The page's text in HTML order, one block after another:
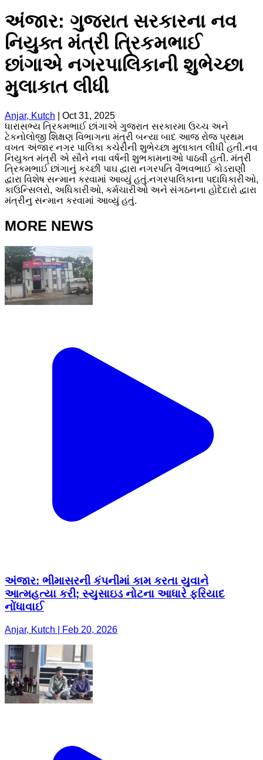
અંજાર: ગુજરાત સરકારના નવ
નિયુક્ત મંત્રી ત્રિકમભાઈ
છાંગાએ નગરપાલિકાની શુભેચ્છા
મુલાકાત લીધી
Anjar, Kutch
Oct 31, 2025
ધારાસભ્ય ત્રિકમભાઈ છાંગાએ ગુજરાત સરકારમા ઉચ્ચ અને
ટેકનોલોજી શિક્ષણ વિભાગના મંત્રી બન્યા બાદ આજ રોજ પ્રથમ
વખત અંજાર નગર પાલિકા કચેરીની શુભેચ્છા મુલાકાત લીધી હતી.નવ
નિયુક્ત મંત્રી એ સૌને નવા વર્ષની શુભકામનાઓ પાઠવી હતી. મંત્રી
ત્રિકમભાઈ છાંગાનું કચ્છી પાઘ દ્વારા નગરપતિ વૈભવભાઈ કોડરાણી
દ્વારા વિશેષ સન્માન કરવામાં આવ્યું હતું.નગરપાલિકાના પદાધિકારીઓ,
કાઉન્સિલરો, અધિકારીઓ, કર્મચારીઓ અને સંગઠનના હોદેદારો દ્વારા
મંત્રીનુ સન્માન કરવામાં આવ્યું હતું.
MORE NEWS
અંજાર: ભીમાસરની કંપનીમાં કામ કરતા યુવાને
આત્મહત્યા કરી; સ્યુસાઇડ નોટના આધારે ફરિયાદ
નોંધાવાઈ
Anjar, Kutch | Feb 20, 2026